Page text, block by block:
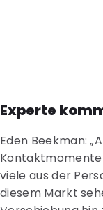
Experte
Eden Beekman:
Kontaktmomente
viele aus der
diesem Markt